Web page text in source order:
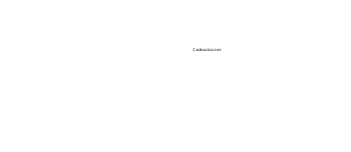
Cadeaubonnen